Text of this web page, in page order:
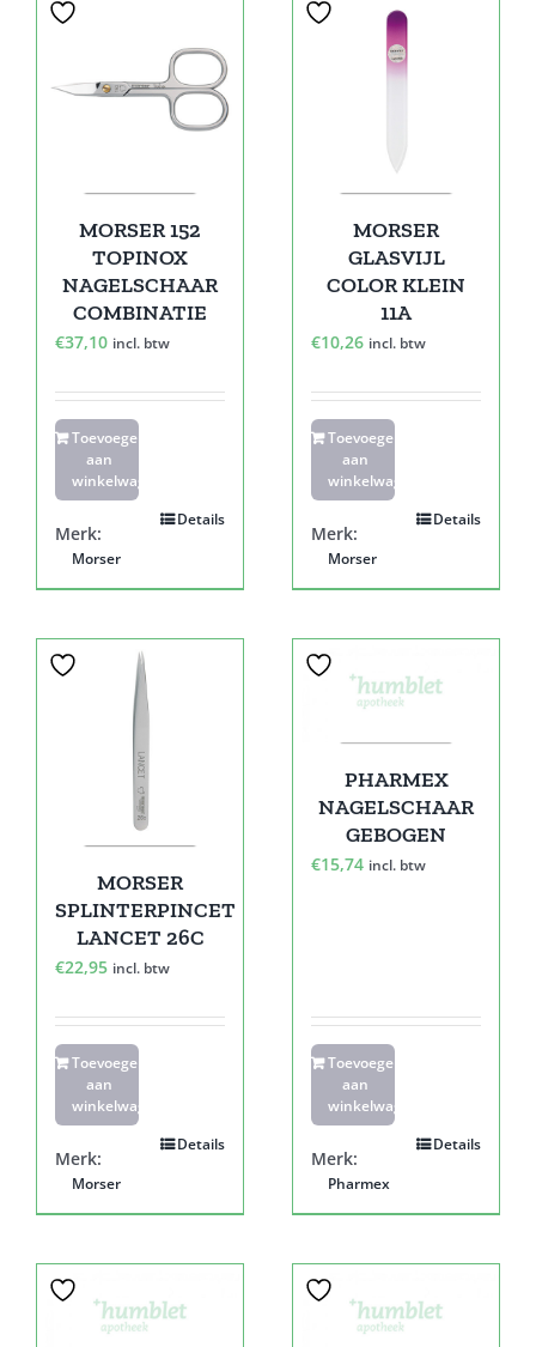
MORSER 152
TOPINOX
NAGELSCHAAR
COMBINATIE
€37,10 incl. btw
Toevoegen
aan
winkelwagen
Details
Merk:
Morser
MORSER
GLASVIJL
COLOR KLEIN
11A
€10,26 incl. btw
Toevoegen
aan
winkelwagen
Details
Merk:
Morser
MORSER
SPLINTERPINCET
LANCET 26C
€22,95 incl. btw
Toevoegen
aan
winkelwagen
Details
Merk:
Morser
PHARMEX
NAGELSCHAAR
GEBOGEN
€15,74 incl. btw
Toevoegen
aan
winkelwagen
Details
Merk:
Pharmex